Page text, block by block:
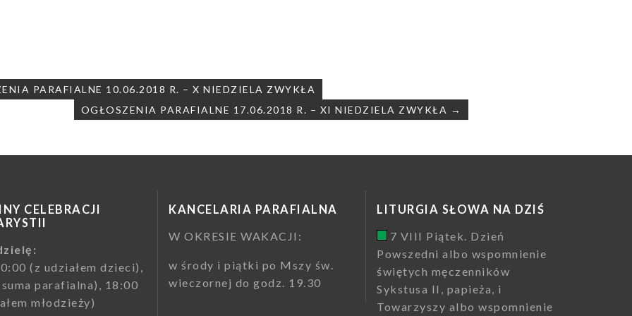
PARAFIALNE 10.06.2018 R. – X NIEDZIELA ZWYKŁA
OGŁOSZENIA PARAFIALNE 17.06.2018 R. – XI NIEDZIELA ZWYKŁA →
CELEBRACJI
(z udziałem dzieci),
parafialna), 18:00
młodzieży)
KANCELARIA PARAFIALNA
W OKRESIE WAKACJI:
w środy i piątki po Mszy św.
wieczornej do godz. 19.30
LITURGIA SŁOWA NA DZIŚ
7 VIII Piątek. Dzień
Powszedni albo wspomnienie
świętych męczenników
Sykstusa II, papieża, i
Towarzyszy albo wspomnienie